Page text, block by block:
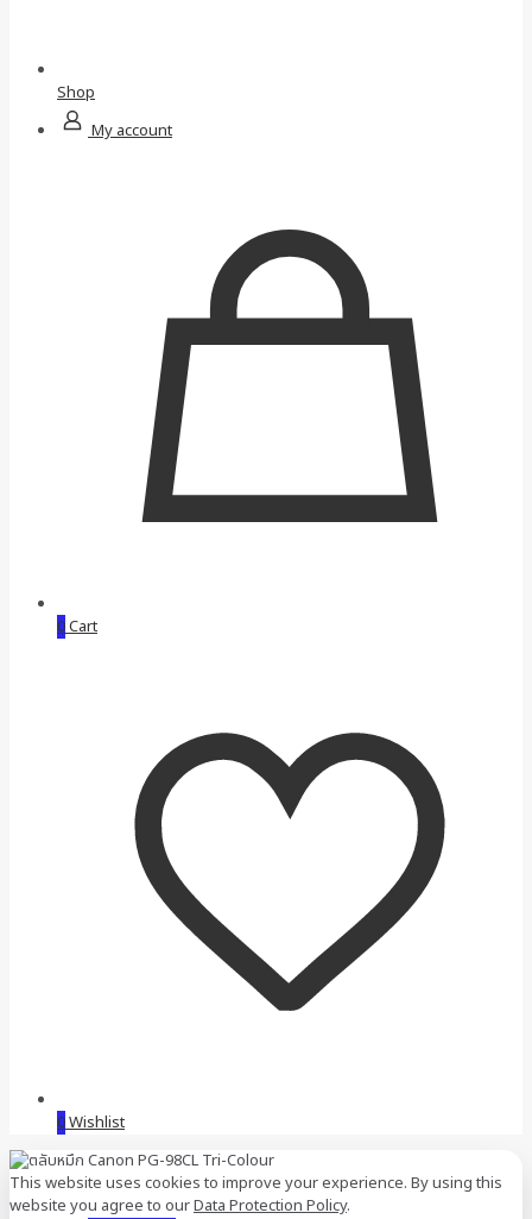
Shop
My account
0Cart
0Wishlist
This website uses cookies to improve your experience. By using this
website you agree to ourData Protection Policy.